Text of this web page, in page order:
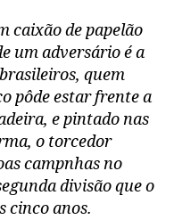
caixão de papelão
um adversário é a
quem
pôde estar frente a
e pintado nas
o torcedor
campnhas no
divisão que o
cinco anos.